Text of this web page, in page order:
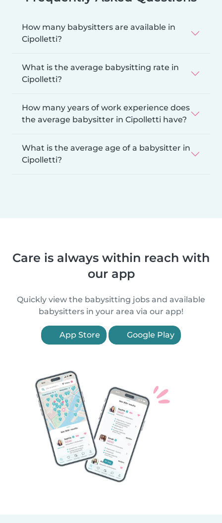
How many babysitters are available in
Cipolletti?
What is the average babysitting rate in
Cipolletti?
How many years of work experience does
the average babysitter in Cipolletti have?
What is the average age of a babysitter in
Cipolletti?
Care is always within reach with
our app
Quickly view the babysitting jobs and available
babysitters in your area via our app!
App Store Google Play